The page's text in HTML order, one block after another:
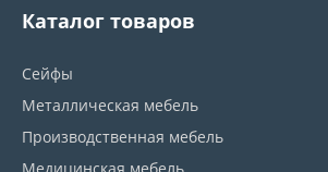
Каталог товаров
Сейфы
Металлическая мебель
Производственная мебель